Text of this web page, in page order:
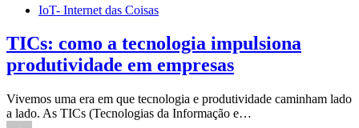
IoT- Internet das Coisas
TICs: como a tecnologia impulsiona
produtividade em empresas
Vivemos uma era em que tecnologia e produtividade caminham lado
a lado. As TICs (Tecnologias da Informação e…